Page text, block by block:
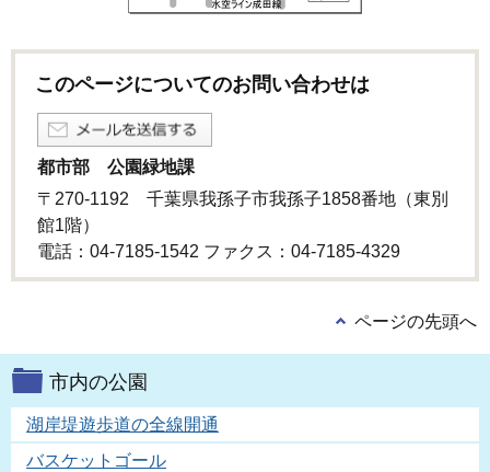
このページについてのお問い合わせは
都市部 公園緑地課
〒270-1192 千葉県我孫子市我孫子1858番地（東別
館1階）
電話：04-7185-1542 ファクス：04-7185-4329
ページの先頭へ
市内の公園
湖岸堤遊歩道の全線開通
バスケットゴール